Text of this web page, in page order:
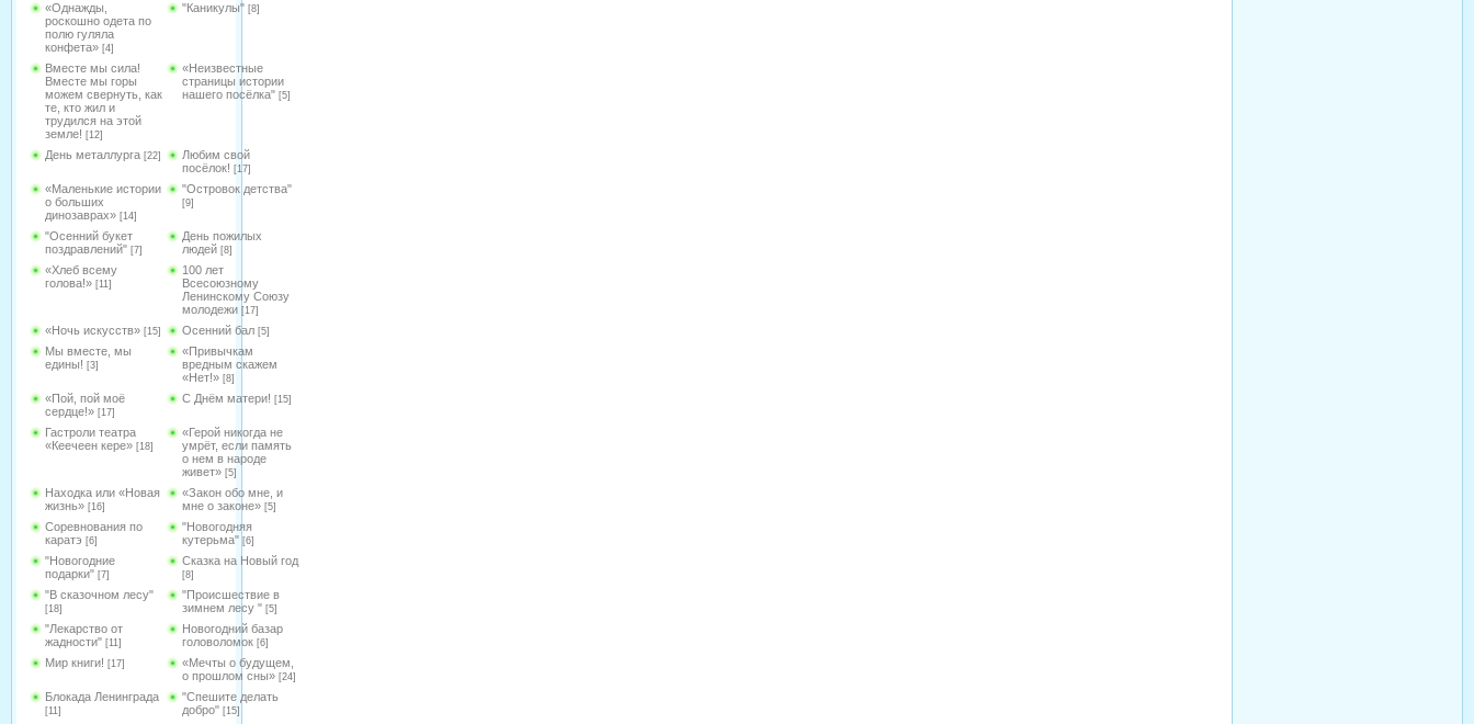
«Однажды,
роскошно одета по
полю гуляла
конфета» [4]
"Каникулы" [8]
Вместе мы сила!
Вместе мы горы
можем свернуть, как
те, кто жил и
трудился на этой
земле! [12]
«Неизвестные
страницы истории
нашего посёлка" [5]
День металлурга [22]
Любим свой
посёлок! [17]
«Маленькие истории
о больших
динозаврах» [14]
"Островок детства"
[9]
"Осенний букет
поздравлений" [7]
День пожилых
людей [8]
«Хлеб всему
голова!» [11]
100 лет
Всесоюзному
Ленинскому Союзу
молодежи [17]
«Ночь искусств» [15] Осенний бал [5]
Мы вместе, мы
едины! [3]
«Привычкам
вредным скажем
«Нет!» [8]
«Пой, пой моё
сердце!» [17]
С Днём матери! [15]
Гастроли театра
«Кеечеен кере» [18]
«Герой никогда не
умрёт, если память
о нем в народе
живет» [5]
Находка или «Новая
жизнь» [16]
«Закон обо мне, и
мне о законе» [5]
Соревнования по
каратэ [6]
"Новогодняя
кутерьма" [6]
"Новогодние
подарки" [7]
Сказка на Новый год
[8]
"В сказочном лесу"
[18]
"Происшествие в
зимнем лесу " [5]
"Лекарство от
жадности" [11]
Новогодний базар
головоломок [6]
Мир книги! [17]
«Мечты о будущем,
о прошлом сны» [24]
Блокада Ленинграда
[11]
"Спешите делать
добро" [15]